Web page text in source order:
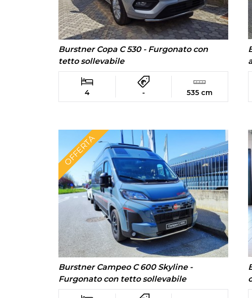
Burstner Copa C 530 - Furgonato con
tetto sollevabile
4 - 535 cm
OFFERTA
Burstner Campeo C 600 Skyline -
Furgonato con tetto sollevabile